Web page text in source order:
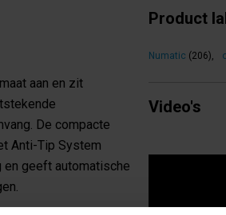
aan en zit
De compacte
Anti-Tip System
en geeft automatische
Product
Numatic (206),
Video's